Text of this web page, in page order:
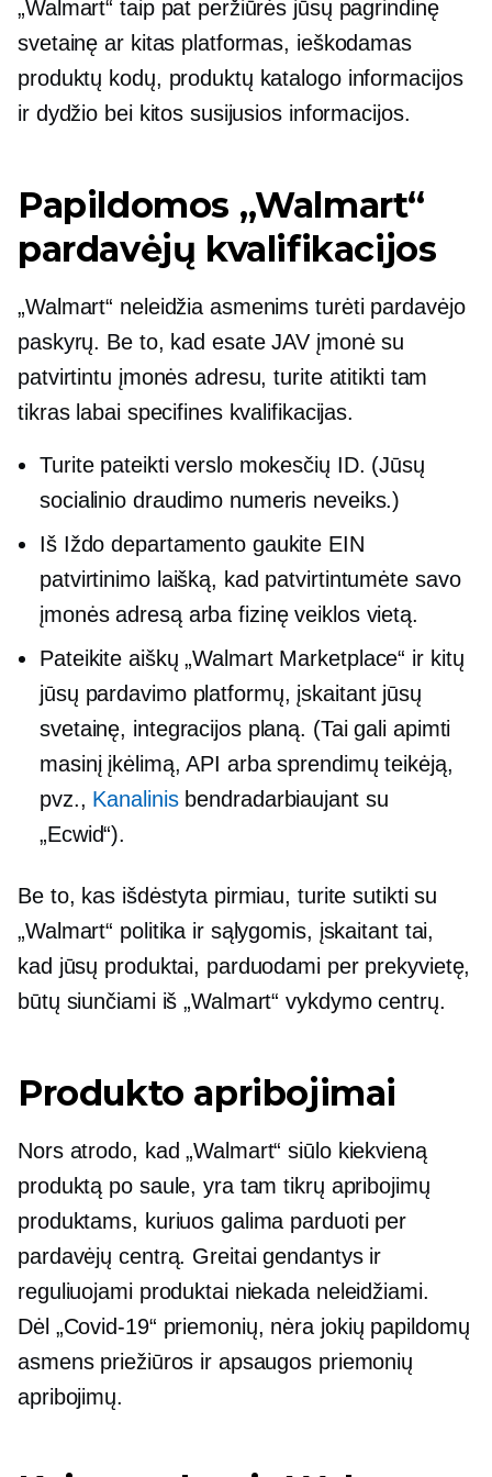
„Walmart“ taip pat peržiūrės jūsų pagrindinę
svetainę ar kitas platformas, ieškodamas
produktų kodų, produktų katalogo informacijos
ir dydžio bei kitos susijusios informacijos.
Papildomos „Walmart“
pardavėjų kvalifikacijos
„Walmart“ neleidžia asmenims turėti pardavėjo
paskyrų. Be to, kad esate JAV įmonė su
patvirtintu įmonės adresu, turite atitikti tam
tikras labai specifines kvalifikacijas.
Turite pateikti verslo mokesčių ID. (Jūsų
socialinio draudimo numeris neveiks.)
Iš Iždo departamento gaukite EIN
patvirtinimo laišką, kad patvirtintumėte savo
įmonės adresą arba fizinę veiklos vietą.
Pateikite aiškų „Walmart Marketplace“ ir kitų
jūsų pardavimo platformų, įskaitant jūsų
svetainę, integracijos planą. (Tai gali apimti
masinį įkėlimą, API arba sprendimų teikėją,
pvz., Kanalinisbendradarbiaujant su
„Ecwid“).
Be to, kas išdėstyta pirmiau, turite sutikti su
„Walmart“ politika ir sąlygomis, įskaitant tai,
kad jūsų produktai, parduodami per prekyvietę,
būtų siunčiami iš „Walmart“ vykdymo centrų.
Produkto apribojimai
Nors atrodo, kad „Walmart“ siūlo kiekvieną
produktą po saule, yra tam tikrų apribojimų
produktams, kuriuos galima parduoti per
pardavėjų centrą. Greitai gendantys ir
reguliuojami produktai niekada neleidžiami.
Dėl „Covid-19“ priemonių, nėra jokių papildomų
asmens priežiūros ir apsaugos priemonių
apribojimų.